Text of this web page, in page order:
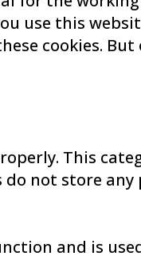
use this
cookies.
This
do not store
and is